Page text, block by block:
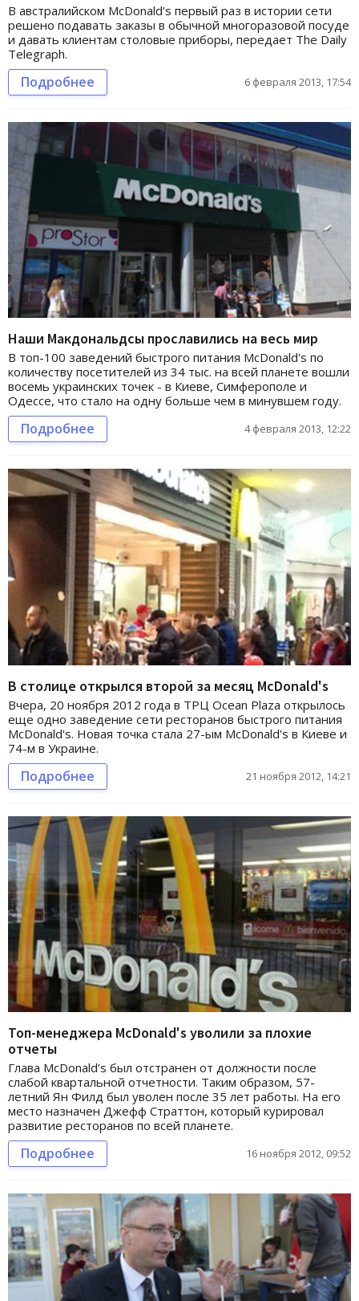
В австралийском McDonald's первый раз в истории сети
решено подавать заказы в обычной многоразовой посуде
и давать клиентам столовые приборы, передает The Daily
Telegraph.
Подробнее 6 февраля 2013, 17:54
Наши Макдональдсы прославились на весь мир
В топ-100 заведений быстрого питания McDonald's по
количеству посетителей из 34 тыс. на всей планете вошли
восемь украинских точек - в Киеве, Симферополе и
Одессе, что стало на одну больше чем в минувшем году.
Подробнее 4 февраля 2013, 12:22
В столице открылся второй за месяц McDonald's
Вчера, 20 ноября 2012 года в ТРЦ Ocean Plaza открылось
еще одно заведение сети ресторанов быстрого питания
McDonald's. Новая точка стала 27-ым McDonald's в Киеве и
74-м в Украине.
Подробнее 21 ноября 2012, 14:21
Топ-менеджера McDonald's уволили за плохие
отчеты
Глава McDonald’s был отстранен от должности после
слабой квартальной отчетности. Таким образом, 57-
летний Ян Филд был уволен после 35 лет работы. На его
место назначен Джефф Страттон, который курировал
развитие ресторанов по всей планете.
Подробнее 16 ноября 2012, 09:52